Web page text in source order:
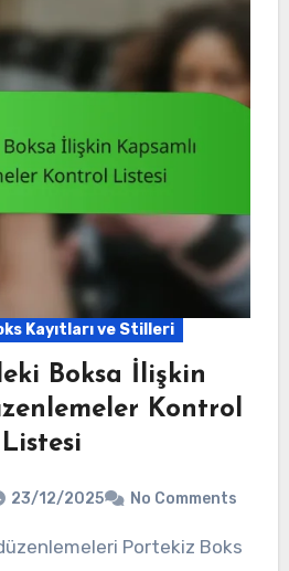
Kayıtları ve Stilleri
Boksa İlişkin
Kontrol
Listesi
23/12/2025 No Comments